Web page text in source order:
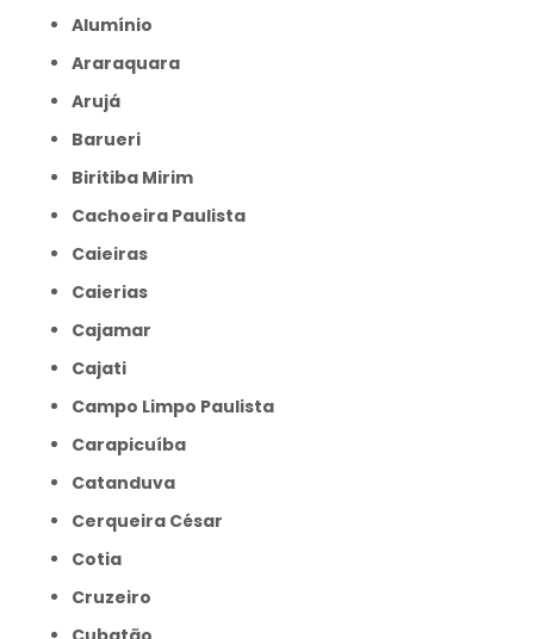
Alumínio
Araraquara
Arujá
Barueri
Biritiba Mirim
Cachoeira Paulista
Caieiras
Caierias
Cajamar
Cajati
Campo Limpo Paulista
Carapicuíba
Catanduva
Cerqueira César
Cotia
Cruzeiro